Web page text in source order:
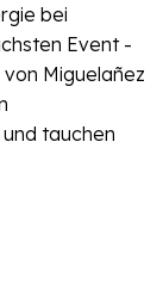
bei
Event -
Miguelañez
tauchen